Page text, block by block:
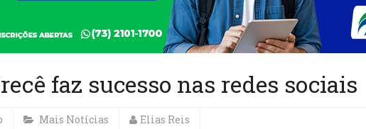
faz sucesso nas redes sociais
Mais Notícias Elias Reis